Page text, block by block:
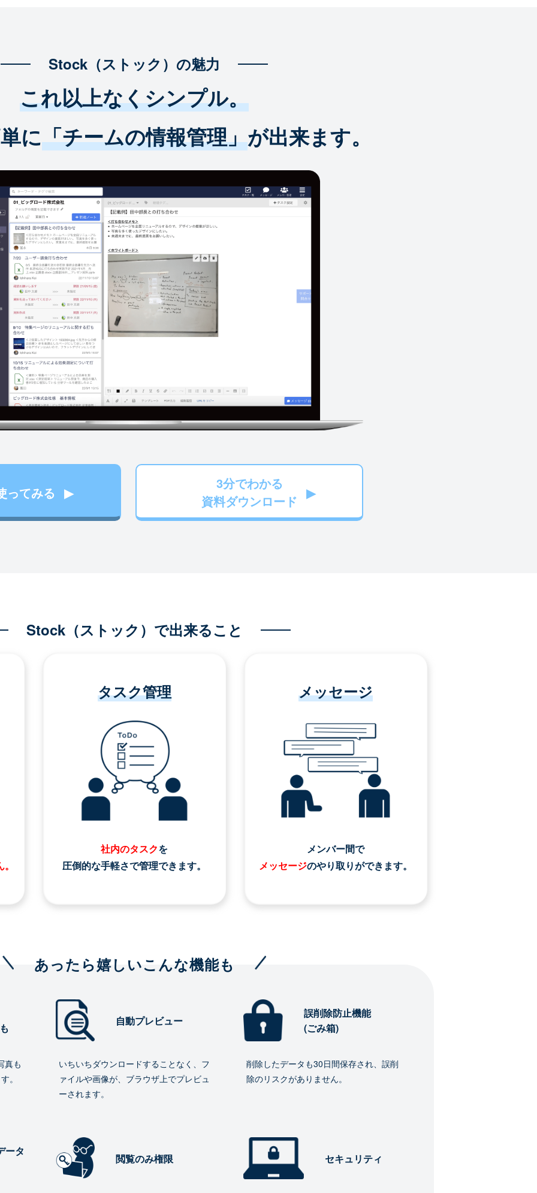
Stock（ストック）の魅力
これ以上なくシンプル。
に「チームの情報管理」が出来ます。
ってみる
3分でわかる
資料ダウンロード
Stock（ストック）で出来ること
タスク管理
社内のタスクを
圧倒的な手軽さで管理できます。
メッセージ
メンバー間で
メッセージのやり取りができます。
あったら嬉しいこんな機能も
真も
。
自動プレビュー
いちいちダウンロードすることなく、フ
ァイルや画像が、ブラウザ上でプレビュ
ーされます。
誤削除防止機能
(ごみ箱)
削除したデータも30日間保存され、誤削
除のリスクがありません。
ータ
閲覧のみ権限 セキュリティ